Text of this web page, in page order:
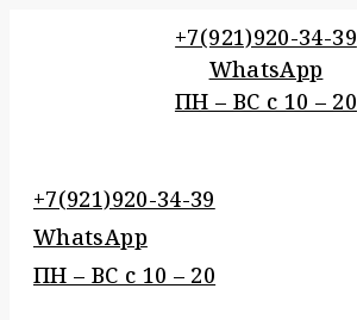
+7(921)920-34-39
WhatsApp
ПН – BC c 10 – 20
+7(921)920-34-39
WhatsApp
ПН – BC c 10 – 20